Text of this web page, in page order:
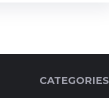
CATEGORIES